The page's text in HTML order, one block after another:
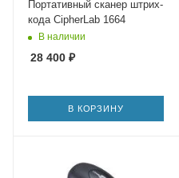
Портативный сканер штрих-
кода CipherLab 1664
В наличии
28 400 ₽
В КОРЗИНУ